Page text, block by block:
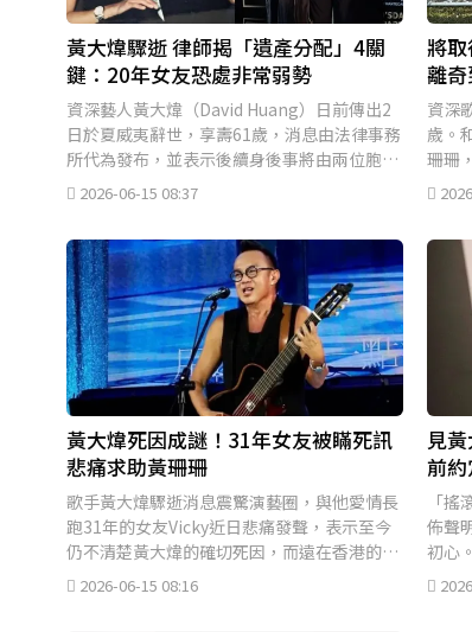
黃大煒驟逝 律師揭「遺產分配」4關
鍵：20年女友恐處非常弱勢
資深藝人黃大煒（David Huang）日前傳出2
日於夏威夷辭世，享壽61歲，消息由法律事務
所代為發布，並表示後續身後事將由兩位胞姊
全權處理。
2026-06-15 08:37
將取
離
資深
歲。
珊珊
清摯
黃大煒死因成謎！31年女友被瞞死訊
悲痛求助黃珊珊
歌手黃大煒驟逝消息震驚演藝圈，與他愛情長
跑31年的女友Vicky近日悲痛發聲，表示至今
仍不清楚黃大煒的確切死因，而遠在香港的母
親與弟弟也是直到近日才得知噩耗。
2026-06-15 08:16
見
前
「
佈聲
初心
息。